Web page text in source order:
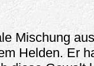
Mischung
Helden. Er